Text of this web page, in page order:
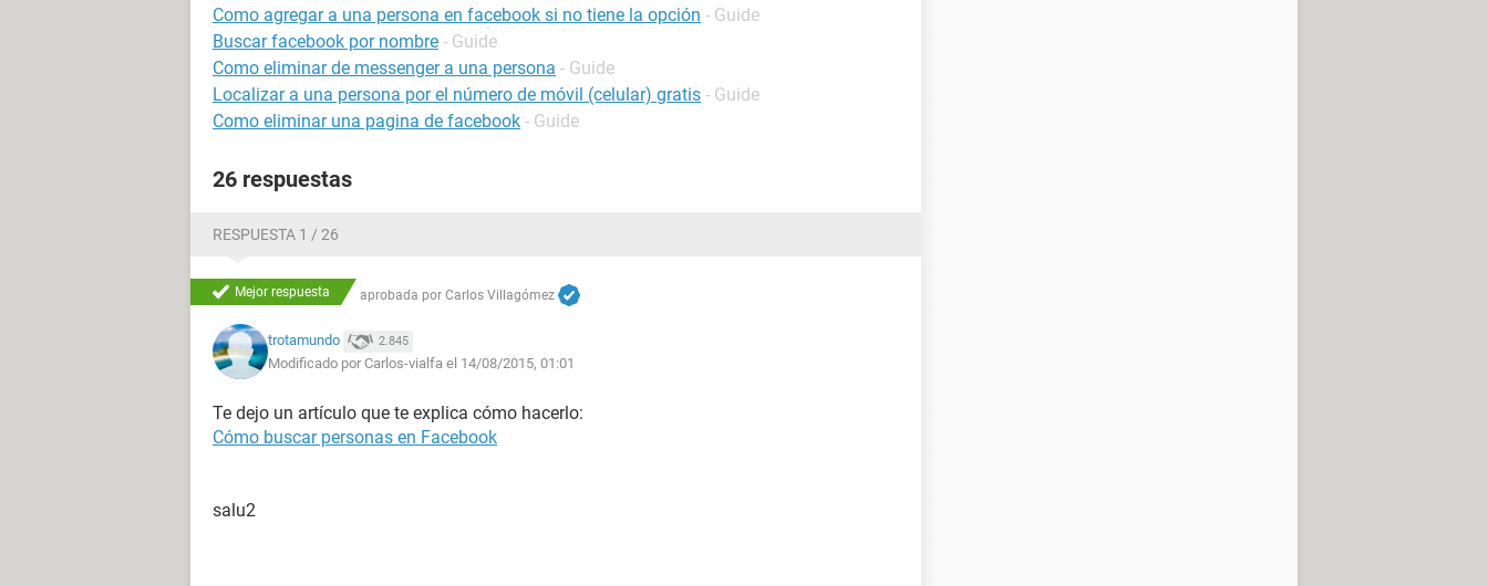
Como agregar a una persona en facebook si no tiene la opción - Guide
Buscar facebook por nombre - Guide
Como eliminar de messenger a una persona - Guide
Localizar a una persona por el número de móvil (celular) gratis - Guide
Como eliminar una pagina de facebook - Guide
26 respuestas
RESPUESTA 1 / 26
Mejor respuesta aprobada por Carlos Villagómez
trotamundo 2.845
Modificado por Carlos-vialfa el 14/08/2015, 01:01
Te dejo un artículo que te explica cómo hacerlo:
Cómo buscar personas en Facebook
salu2